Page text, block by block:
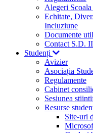
Alegeri
Echitate,
Incluziune
Documente
Contact S.D.
Studenți
Avizier
Asociația
Regulamente
Cabinet
Sesiunea
Resurse
Site-uri